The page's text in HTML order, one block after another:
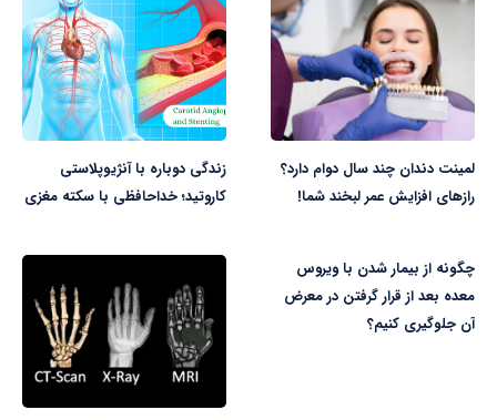
لمینت دندان چند سال دوام دارد؟
رازهای افزایش عمر لبخند شما!
زندگی دوباره با آنژیوپلاستی
کاروتید؛ خداحافظی با سکته مغزی
چگونه از بیمار شدن با ویروس
معده بعد از قرار گرفتن در معرض
آن جلوگیری کنیم؟